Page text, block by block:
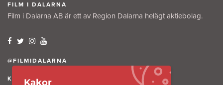
FILM I DALARNA
Film i Dalarna AB är ett av Region Dalarna helägt aktiebolag.
@FILMIDALARNA
KONTAKTA OSS
Kakor